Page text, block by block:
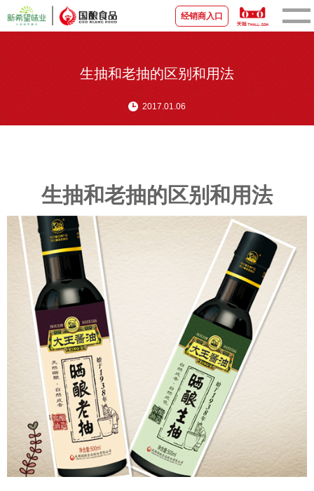
宣传视频
经销商入口
生抽和老抽的区别和用法
2017.01.06
生抽和老抽的区别和用法